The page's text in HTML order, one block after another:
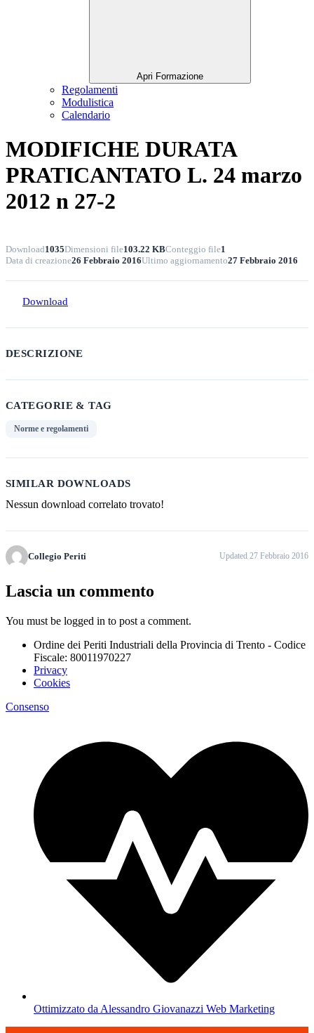
Apri Formazione
Regolamenti
Modulistica
Calendario
MODIFICHE DURATA
PRATICANTATO L. 24 marzo
2012 n 27-2
Download1035Dimensioni file103.22 KBConteggio file1
Data di creazione26 Febbraio 2016Ultimo aggiornamento27 Febbraio 2016
Download
DESCRIZIONE
CATEGORIE & TAG
Norme e regolamenti
SIMILAR DOWNLOADS
Nessun download correlato trovato!
Collegio Periti Updated 27 Febbraio 2016
Lascia un commento
You must be logged in to post a comment.
Ordine dei Periti Industriali della Provincia di Trento - Codice
Fiscale: 80011970227
Privacy
Cookies
Consenso
Ottimizzato da Alessandro Giovanazzi Web Marketing